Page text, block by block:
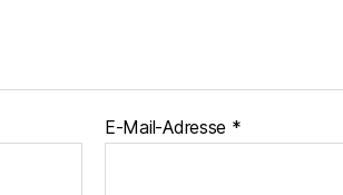
E-Mail-Adresse *